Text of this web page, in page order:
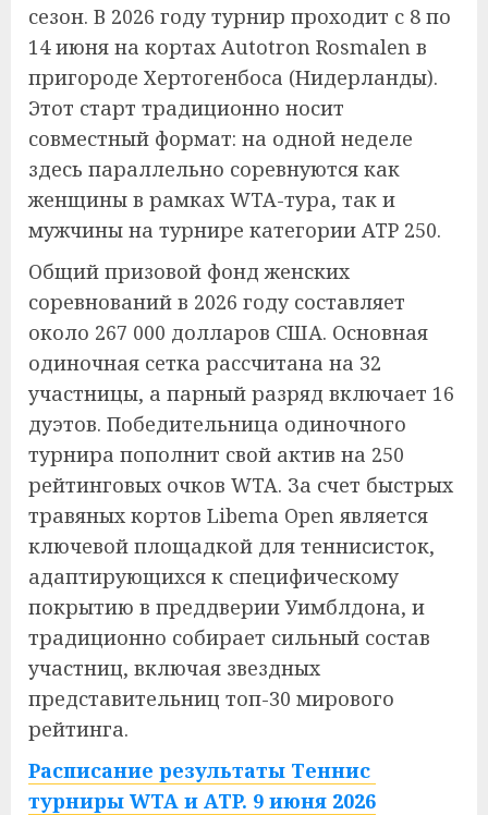
сезон. В 2026 году турнир проходит с 8 по
14 июня на кортах Autotron Rosmalen в
пригороде Хертогенбоса (Нидерланды).
Этот старт традиционно носит
совместный формат: на одной неделе
здесь параллельно соревнуются как
женщины в рамках WTA-тура, так и
мужчины на турнире категории ATP 250.
Общий призовой фонд женских
соревнований в 2026 году составляет
около 267 000 долларов США. Основная
одиночная сетка рассчитана на 32
участницы, а парный разряд включает 16
дуэтов. Победительница одиночного
турнира пополнит свой актив на 250
рейтинговых очков WTA. За счет быстрых
травяных кортов Libema Open является
ключевой площадкой для теннисисток,
адаптирующихся к специфическому
покрытию в преддверии Уимблдона, и
традиционно собирает сильный состав
участниц, включая звездных
представительниц топ-30 мирового
рейтинга.
Расписание результаты Теннис
турниры WTA и ATP. 9 июня 2026